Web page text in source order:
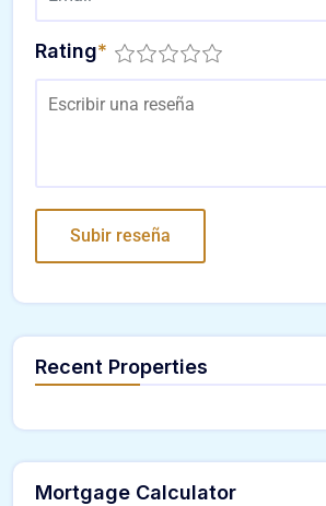
Rating*
Recent Properties
Mortgage Calculator